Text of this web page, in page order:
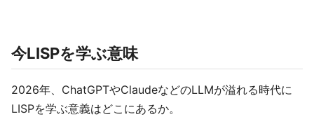
今LISPを学ぶ意味
2026年、ChatGPTやClaudeなどのLLMが溢れる時代に
LISPを学ぶ意義はどこにあるか。